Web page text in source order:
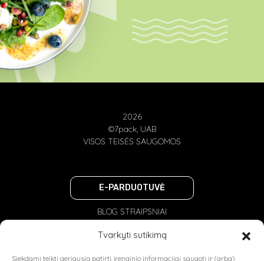
Tvarkyti sutikimą
Siekdami teikti geriausią patirtį, įrenginio informacijai saugoti ir (arba)
2026
©7pack, UAB
VISOS TEISĖS SAUGOMOS
E-PARDUOTUVĖ
BLOG STRAIPSNIAI
PRIVATUMO POLITIKA